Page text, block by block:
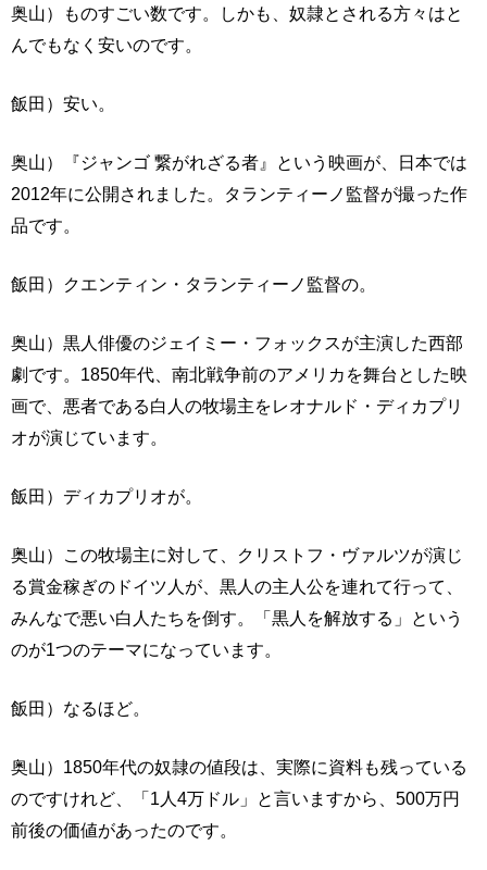
奥山）ものすごい数です。しかも、奴隷とされる方々はと
んでもなく安いのです。
飯田）安い。
奥山）『ジャンゴ 繋がれざる者』という映画が、日本では
2012年に公開されました。タランティーノ監督が撮った作
品です。
飯田）クエンティン・タランティーノ監督の。
奥山）黒人俳優のジェイミー・フォックスが主演した西部
劇です。1850年代、南北戦争前のアメリカを舞台とした映
画で、悪者である白人の牧場主をレオナルド・ディカプリ
オが演じています。
飯田）ディカプリオが。
奥山）この牧場主に対して、クリストフ・ヴァルツが演じ
る賞金稼ぎのドイツ人が、黒人の主人公を連れて行って、
みんなで悪い白人たちを倒す。「黒人を解放する」という
のが1つのテーマになっています。
飯田）なるほど。
奥山）1850年代の奴隷の値段は、実際に資料も残っている
のですけれど、「1人4万ドル」と言いますから、500万円
前後の価値があったのです。